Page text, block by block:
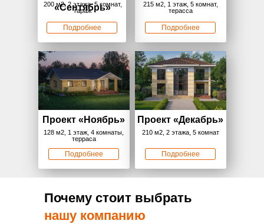
Подробнее
215 м2, 1 этаж, 5 комнат,
терасса
Подробнее
Проект « Ноябрь»
128 м2, 1 этаж, 4 комнаты,
терраса
Подробнее
«Сентябрь»
200 м2, 2 этажа, 5 комнат,
гараж
Подробнее
Проект «Декабрь»
210 м2, 2 этажа, 5 комнат
Почему стоит выбрать
нашу компанию